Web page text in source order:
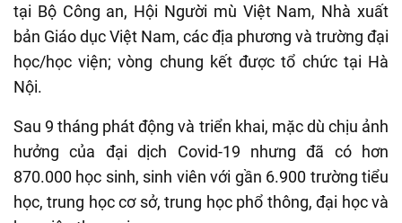
tại Bộ Công an, Hội Người mù Việt Nam, Nhà xuất
bản Giáo dục Việt Nam, các địa phương và trường đại
học/học viện; vòng chung kết được tổ chức tại Hà
Nội.
Sau 9 tháng phát động và triển khai, mặc dù chịu ảnh
hưởng của đại dịch Covid-19 nhưng đã có hơn
870.000 học sinh, sinh viên với gần 6.900 trường tiểu
học, trung học cơ sở, trung học phổ thông, đại học và